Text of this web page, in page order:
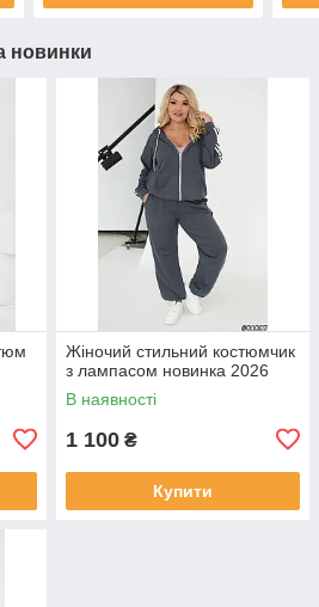
новинки
Жіночий стильний костюмчик
з лампасом новинка 2026
В наявності
1 100 ₴
Купити